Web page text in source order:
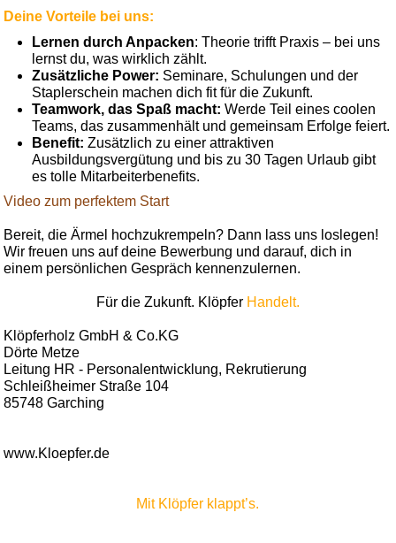
Deine Vorteile bei uns:
Lernen durch Anpacken: Theorie trifft Praxis – bei uns
lernst du, was wirklich zählt.
Zusätzliche Power: Seminare, Schulungen und der
Staplerschein machen dich fit für die Zukunft.
Teamwork, das Spaß macht: Werde Teil eines coolen
Teams, das zusammenhält und gemeinsam Erfolge feiert.
Benefit: Zusätzlich zu einer attraktiven
Ausbildungsvergütung und bis zu 30 Tagen Urlaub gibt
es tolle Mitarbeiterbenefits.
Video zum perfektem Start
Bereit, die Ärmel hochzukrempeln? Dann lass uns loslegen!
Wir freuen uns auf deine Bewerbung und darauf, dich in
einem persönlichen Gespräch kennenzulernen.
Für die Zukunft. Klöpfer Handelt.
Klöpferholz GmbH & Co.KG
Dörte Metze
Leitung HR - Personalentwicklung, Rekrutierung
Schleißheimer Straße 104
85748 Garching
www.Kloepfer.de
Mit Klöpfer klappt’s.